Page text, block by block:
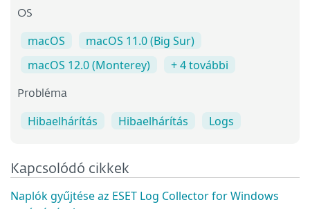
OS
macOS
macOS 11.0 (Big Sur)
macOS 12.0 (Monterey)
+ 4 további
Probléma
Hibaelhárítás Hibaelhárítás Logs
Kapcsolódó cikkek
Naplók gyűjtése az ESET Log Collector for Windows